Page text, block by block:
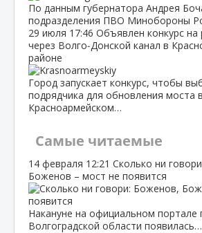
По данным губернатора Андрея
подразделения ПВО Минобороны
29 июля 17:46 Объявлен конкурс
через Волго‑Донской канал в
районе
Город запускает конкурс, чтобы
подрядчика для обновления моста в
Красноармейском…
Самые читаемые
14 февраля 12:21 Сколько ни
Боженов – мост не появится
Накануне на официальном портале
Волгоградской области появилась…